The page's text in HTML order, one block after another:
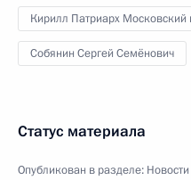
Кирилл Патриарх Московский
Собянин Сергей Семёнович
Статус материала
Опубликован в разделе: Новости